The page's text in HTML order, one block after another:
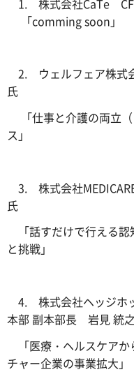
「comming soon」
2. ウェルフェア株式
氏
「仕事と介護の両立
ス」
3. 株式会社
氏
「話すだけで行える認
と挑戦」
4. 株式会社ヘッジホ
本部 副本部長 岩見 統
「医療・ヘルスケアか
チャー企業の事業拡大」